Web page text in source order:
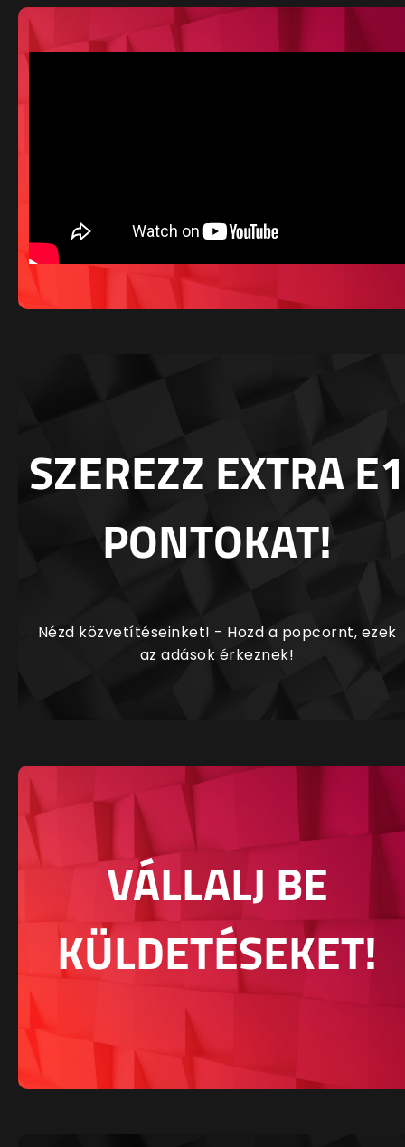
SZEREZZ EXTRA E1
PONTOKAT!
Nézd közvetítéseinket! - Hozd a popcornt, ezek
az adások érkeznek!
VÁLLALJ BE
KÜLDETÉSEKET!